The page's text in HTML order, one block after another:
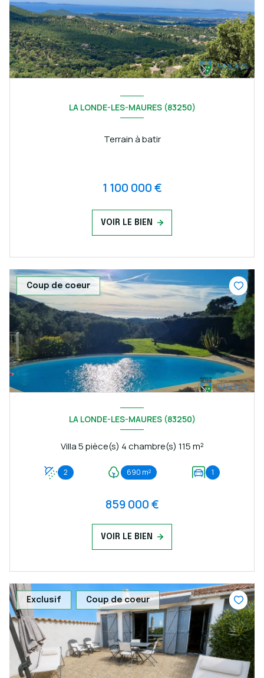
LA LONDE-LES-MAURES (83250)
Terrain à batir
1 100 000 €
VOIR LE BIEN
Coup de coeur
LA LONDE-LES-MAURES (83250)
Villa 5 pièce(s) 4 chambre(s) 115 m²
2 690 m² 1
859 000 €
VOIR LE BIEN
Exclusif Coup de coeur